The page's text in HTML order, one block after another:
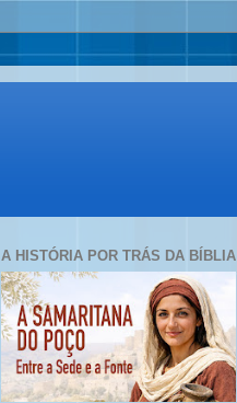
A HISTÓRIA POR TRÁS DA BÍBLIA